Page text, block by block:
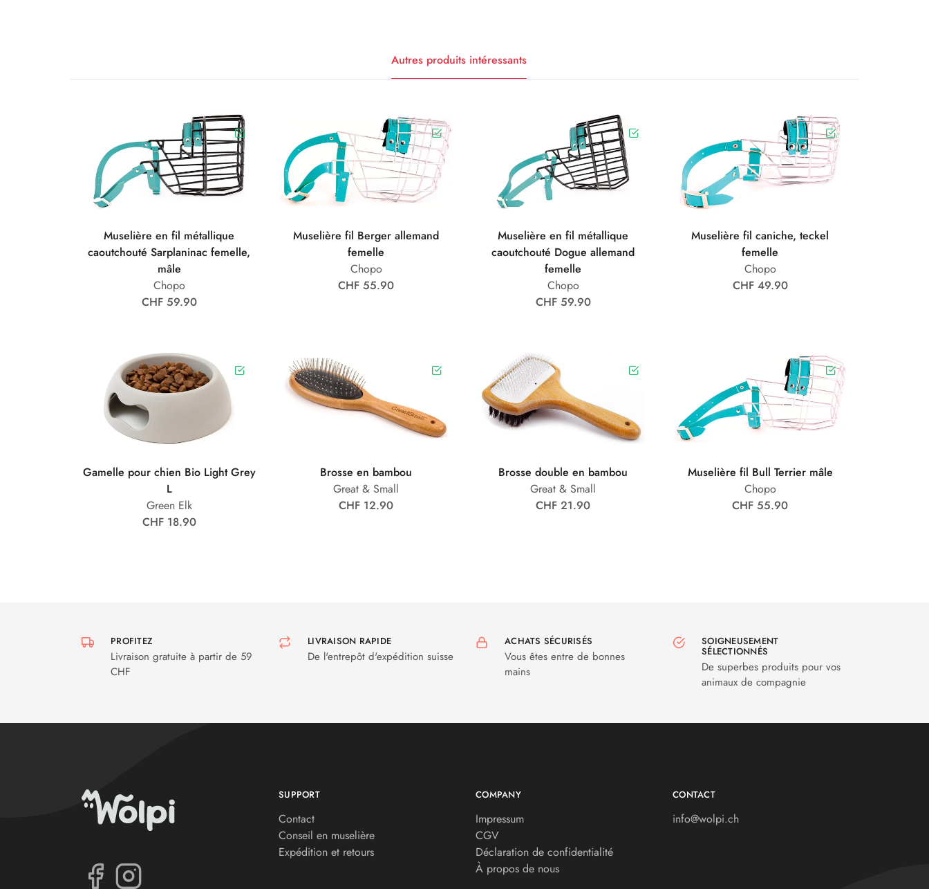
Autres produits intéressants
Muselière en fil métallique
caoutchouté Sarplaninac femelle,
mâle
Chopo
CHF 59.90
Muselière fil Berger allemand
femelle
Chopo
CHF 55.90
Muselière en fil métallique
caoutchouté Dogue allemand
femelle
Chopo
CHF 59.90
Muselière fil caniche, teckel
femelle
Chopo
CHF 49.90
Gamelle pour chien Bio Light Grey
L
Green Elk
CHF 18.90
Brosse en bambou
Great & Small
CHF 12.90
Brosse double en bambou
Great & Small
CHF 21.90
Muselière fil Bull Terrier mâle
Chopo
CHF 55.90
PROFITEZ
Livraison gratuite à partir de 59
CHF
LIVRAISON RAPIDE
De l'entrepôt d'expédition suisse
ACHATS SÉCURISÉS
Vous êtes entre de bonnes
mains
SOIGNEUSEMENT
SÉLECTIONNÉS
De superbes produits pour vos
animaux de compagnie
SUPPORT
Contact
Conseil en muselière
Expédition et retours
COMPANY
Impressum
CGV
Déclaration de confidentialité
À propos de nous
CONTACT
info@wolpi.ch